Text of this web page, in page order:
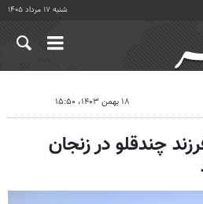
شنبه ۱۷ مرداد ۱۴۰۵
۱۸ بهمن ۱۴۰۳، ۱۵:۵۰
فرزند چندقلو در زنجان